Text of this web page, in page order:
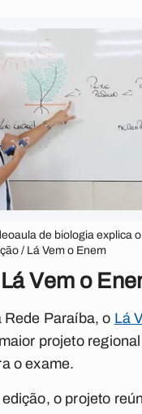
de biologia explica
/ Lá Vem o Enem
Vem o
Paraíba, o Lá
projeto
o exame.
o projeto